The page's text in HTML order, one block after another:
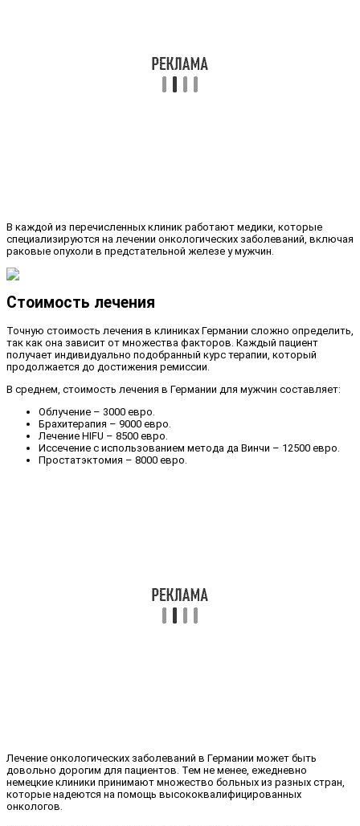
В каждой из перечисленных клиник работают медики, которые
специализируются на лечении онкологических заболеваний, включая
раковые опухоли в предстательной железе у мужчин.
Стоимость лечения
Точную стоимость лечения в клиниках Германии сложно определить,
так как она зависит от множества факторов. Каждый пациент
получает индивидуально подобранный курс терапии, который
продолжается до достижения ремиссии.
В среднем, стоимость лечения в Германии для мужчин составляет:
Облучение – 3000 евро.
Брахитерапия – 9000 евро.
Лечение HIFU – 8500 евро.
Иссечение с использованием метода да Винчи – 12500 евро.
Простатэктомия – 8000 евро.
Лечение онкологических заболеваний в Германии может быть
довольно дорогим для пациентов. Тем не менее, ежедневно
немецкие клиники принимают множество больных из разных стран,
которые надеются на помощь высококвалифицированных
онкологов.